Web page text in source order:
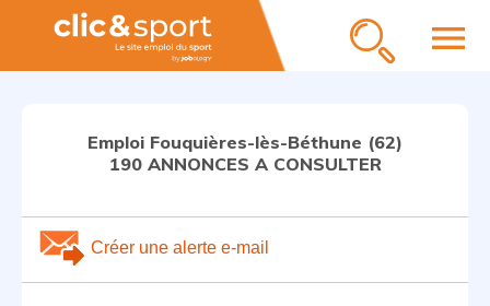
menu
Emploi Fouquières-lès-Béthune (62)
190 ANNONCES A CONSULTER
Créer une alerte e-mail